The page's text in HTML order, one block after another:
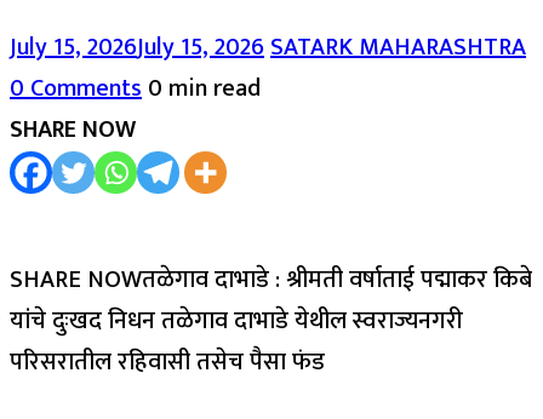
July 15, 2026July 15, 2026SATARK MAHARASHTRA
0 Comments0 min read
SHARE NOW
SHARE NOWतळेगाव दाभाडे : श्रीमती वर्षाताई पद्माकर किबे
यांचे दुःखद निधन तळेगाव दाभाडे येथील स्वराज्यनगरी
परिसरातील रहिवासी तसेच पैसा फंड